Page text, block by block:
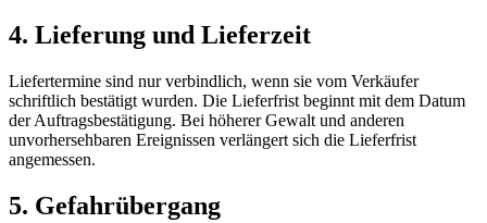
4. Lieferung und Lieferzeit
Liefertermine sind nur verbindlich, wenn sie vom Verkäufer
schriftlich bestätigt wurden. Die Lieferfrist beginnt mit dem Datum
der Auftragsbestätigung. Bei höherer Gewalt und anderen
unvorhersehbaren Ereignissen verlängert sich die Lieferfrist
angemessen.
5. Gefahrübergang